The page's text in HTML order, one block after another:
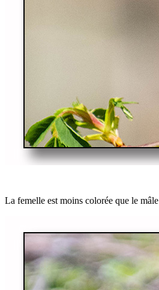
La femelle est moins colorée que le mâle